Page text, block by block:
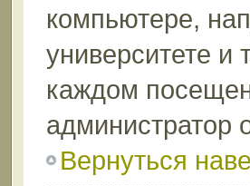
компьютере,
университете и
каждом
администратор
Вернуться